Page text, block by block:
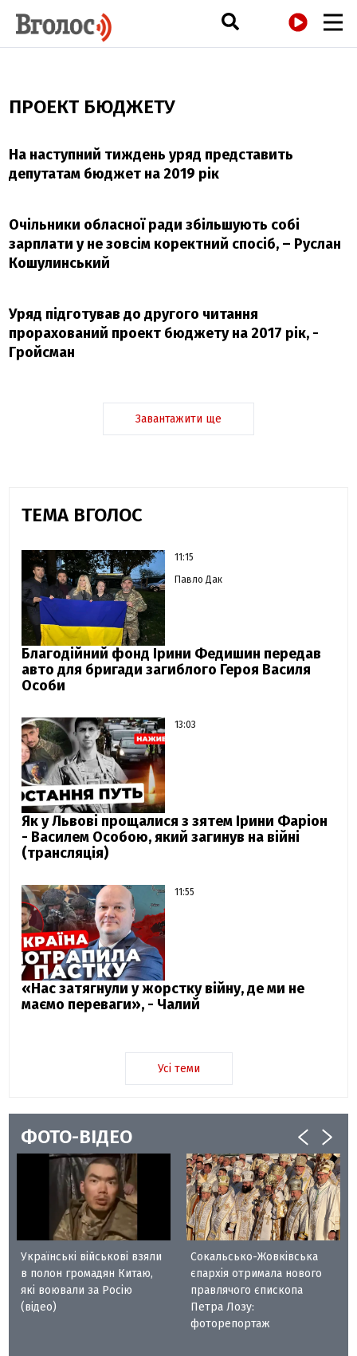
ПРОЕКТ БЮДЖЕТУ
На наступний тиждень уряд представить
депутатам бюджет на 2019 рік
Очільники обласної ради збільшують собі
зарплати у не зовсім коректний спосіб, – Руслан
Кошулинський
Уряд підготував до другого читання
прорахований проект бюджету на 2017 рік, -
Гройсман
Завантажити ще
ТЕМА ВГОЛОС
11:15
Павло Дак
Благодійний фонд Ірини Федишин передав
авто для бригади загиблого Героя Василя
Особи
13:03
Як у Львові прощалися з зятем Ірини Фаріон
- Василем Особою, який загинув на війні
(трансляція)
11:55
«Нас затягнули у жорстку війну, де ми не
маємо переваги», - Чалий
Усі теми
ФОТО-ВІДЕО
Українські військові взяли
в полон громадян Китаю,
які воювали за Росію
(відео)
Сокальсько-Жовківська
єпархія отримала нового
правлячого єпископа
Петра Лозу:
фоторепортаж